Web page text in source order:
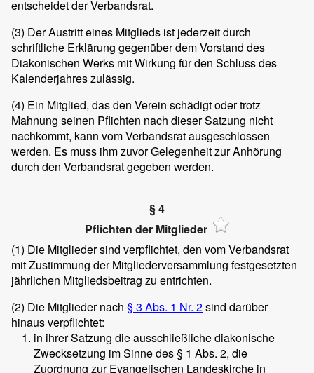
entscheidet der Verbandsrat.
(3) Der Austritt eines Mitglieds ist jederzeit durch
schriftliche Erklärung gegenüber dem Vorstand des
Diakonischen Werks mit Wirkung für den Schluss des
Kalenderjahres zulässig.
(4) Ein Mitglied, das den Verein schädigt oder trotz
Mahnung seinen Pflichten nach dieser Satzung nicht
nachkommt, kann vom Verbandsrat ausgeschlossen
werden. Es muss ihm zuvor Gelegenheit zur Anhörung
durch den Verbandsrat gegeben werden.
§ 4
Pflichten der Mitglieder
(1) Die Mitglieder sind verpflichtet, den vom Verbandsrat
mit Zustimmung der Mitgliederversammlung festgesetzten
jährlichen Mitgliedsbeitrag zu entrichten.
(2) Die Mitglieder nach § 3 Abs. 1 Nr. 2sind darüber
hinaus verpflichtet:
in ihrer Satzung die ausschließliche diakonische
Zwecksetzung im Sinne des § 1 Abs. 2, die
Zuordnung zur Evangelischen Landeskirche in